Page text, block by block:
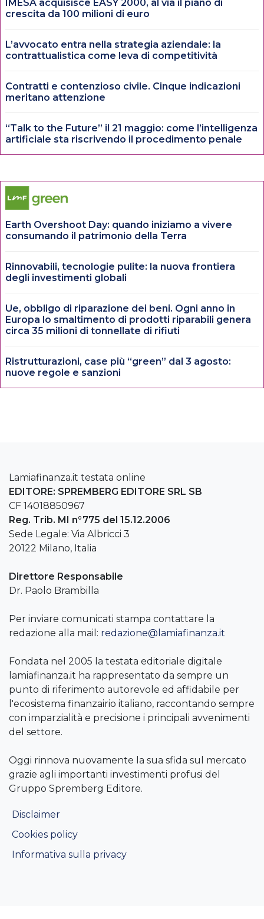
IMESA acquisisce EASY 2000, al via il piano di
crescita da 100 milioni di euro
L’avvocato entra nella strategia aziendale: la
contrattualistica come leva di competitività
Contratti e contenzioso civile. Cinque indicazioni
meritano attenzione
“Talk to the Future” il 21 maggio: come l’intelligenza
artificiale sta riscrivendo il procedimento penale
Earth Overshoot Day: quando iniziamo a vivere
consumando il patrimonio della Terra
Rinnovabili, tecnologie pulite: la nuova frontiera
degli investimenti globali
Ue, obbligo di riparazione dei beni. Ogni anno in
Europa lo smaltimento di prodotti riparabili genera
circa 35 milioni di tonnellate di rifiuti
Ristrutturazioni, case più “green” dal 3 agosto:
nuove regole e sanzioni
Lamiafinanza.it testata online
EDITORE: SPREMBERG EDITORE SRL SB
CF 14018850967
Reg. Trib. MI n°775 del 15.12.2006
Sede Legale: Via Albricci 3
20122 Milano, Italia
Direttore Responsabile
Dr. Paolo Brambilla
Per inviare comunicati stampa contattare la
redazione alla mail: redazione@lamiafinanza.it
Fondata nel 2005 la testata editoriale digitale
lamiafinanza.it ha rappresentato da sempre un
punto di riferimento autorevole ed affidabile per
l'ecosistema finanzairio italiano, raccontando sempre
con imparzialità e precisione i principali avvenimenti
del settore.
Oggi rinnova nuovamente la sua sfida sul mercato
grazie agli importanti investimenti profusi del
Gruppo Spremberg Editore.
Disclaimer
Cookies policy
Informativa sulla privacy